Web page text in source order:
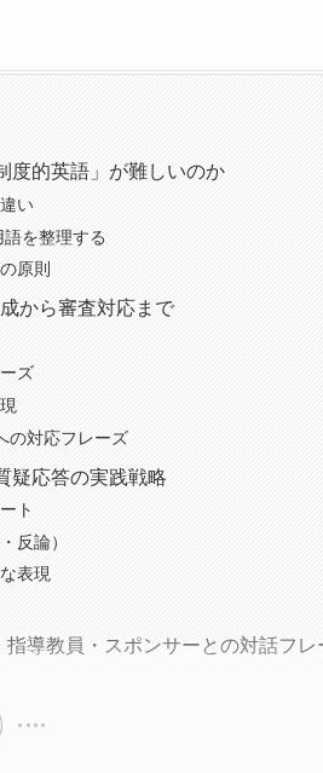
度的英語」が難しいのか
い
を整理する
原則
から審査対応まで
ズ
の対応フレーズ
疑応答の実践戦略
ト
反論）
表現
導教員・スポンサーとの対話フレ